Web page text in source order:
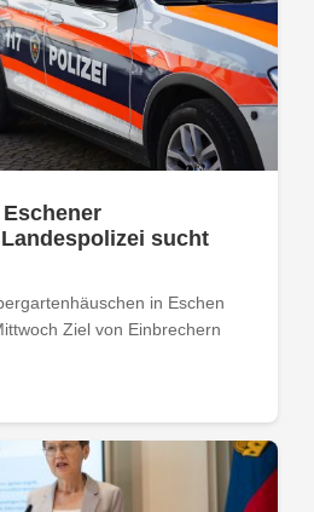
sucht
in Eschen
Ziel von Einbrechern